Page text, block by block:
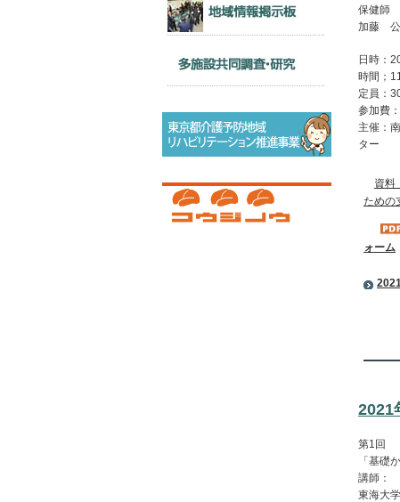
保健師
加藤 公
日時：
時間；
定員
参加費
主催：
ター
資料
ための
ォーム
2021
第1回
「基礎
講師：
東海大